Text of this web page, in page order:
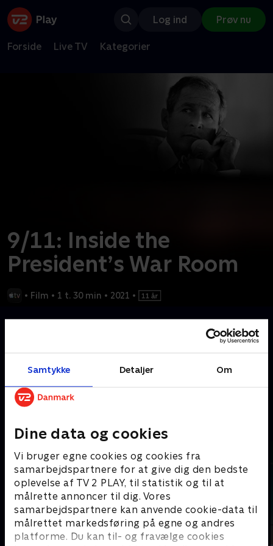
Samtykke Detaljer Om
Dine data og cookies
Vi bruger egne cookies og cookies fra
samarbejdspartnere for at give dig den bedste
oplevelse af TV 2 PLAY, til statistik og til at
målrette annoncer til dig. Vores
samarbejdspartnere kan anvende cookie-data til
målrettet markedsføring på egne og andres
platforme. Du kan til- og fravælge cookies
Log ind Prøv nu
Forside Live TV Kategorier
9/11: Inside the
President’s War Room
• Film • 1 t. 30 min • 2021 •
nærmeste rådgiveres perspektiv, når de genfortæller den
Kræver tilkøb
Mere indhold fra Apple TV